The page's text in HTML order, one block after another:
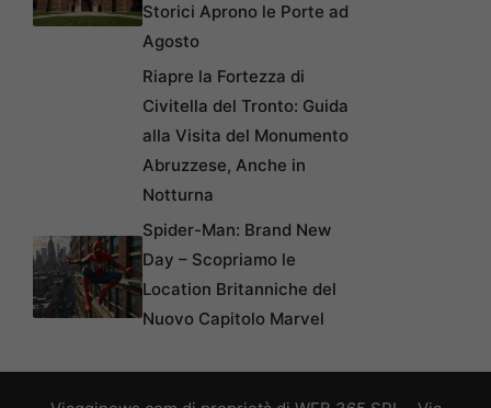
Storici Aprono le Porte ad
Agosto
Riapre la Fortezza di
Civitella del Tronto: Guida
alla Visita del Monumento
Abruzzese, Anche in
Notturna
Spider-Man: Brand New
Day – Scopriamo le
Location Britanniche del
Nuovo Capitolo Marvel